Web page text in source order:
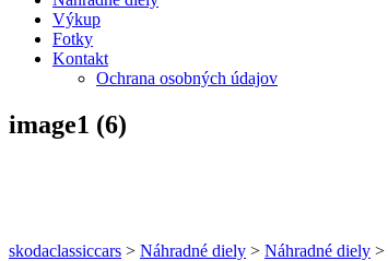
Výkup
Fotky
Kontakt
Ochrana osobných údajov
image1 (6)
skodaclassiccars > Náhradné diely > Náhradné diely >